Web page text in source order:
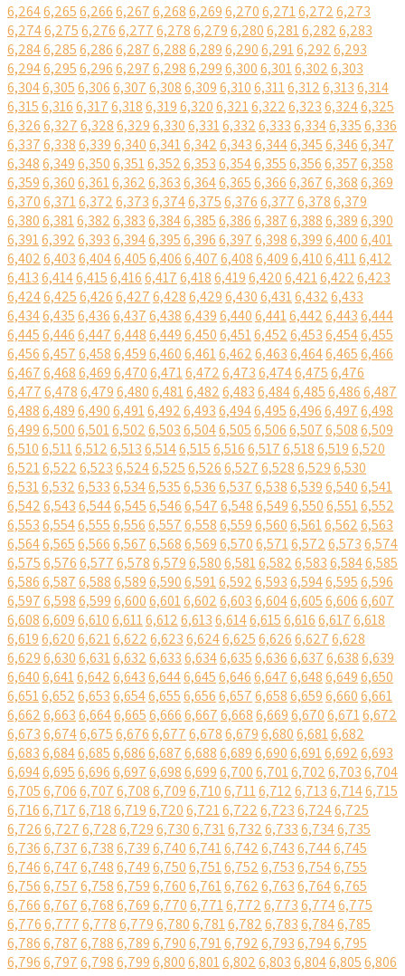
6,2646,2656,2666,2676,2686,2696,2706,2716,2726,273
6,2746,2756,2766,2776,2786,2796,2806,2816,2826,283
6,2846,2856,2866,2876,2886,2896,2906,2916,2926,293
6,2946,2956,2966,2976,2986,2996,3006,3016,3026,303
6,3046,3056,3066,3076,3086,3096,3106,3116,3126,3136,314
6,3156,3166,3176,3186,3196,3206,3216,3226,3236,3246,325
6,3266,3276,3286,3296,3306,3316,3326,3336,3346,3356,336
6,3376,3386,3396,3406,3416,3426,3436,3446,3456,3466,347
6,3486,3496,3506,3516,3526,3536,3546,3556,3566,3576,358
6,3596,3606,3616,3626,3636,3646,3656,3666,3676,3686,369
6,3706,3716,3726,3736,3746,3756,3766,3776,3786,379
6,3806,3816,3826,3836,3846,3856,3866,3876,3886,3896,390
6,3916,3926,3936,3946,3956,3966,3976,3986,3996,4006,401
6,4026,4036,4046,4056,4066,4076,4086,4096,4106,4116,412
6,4136,4146,4156,4166,4176,4186,4196,4206,4216,4226,423
6,4246,4256,4266,4276,4286,4296,4306,4316,4326,433
6,4346,4356,4366,4376,4386,4396,4406,4416,4426,4436,444
6,4456,4466,4476,4486,4496,4506,4516,4526,4536,4546,455
6,4566,4576,4586,4596,4606,4616,4626,4636,4646,4656,466
6,4676,4686,4696,4706,4716,4726,4736,4746,4756,476
6,4776,4786,4796,4806,4816,4826,4836,4846,4856,4866,487
6,4886,4896,4906,4916,4926,4936,4946,4956,4966,4976,498
6,4996,5006,5016,5026,5036,5046,5056,5066,5076,5086,509
6,5106,5116,5126,5136,5146,5156,5166,5176,5186,5196,520
6,5216,5226,5236,5246,5256,5266,5276,5286,5296,530
6,5316,5326,5336,5346,5356,5366,5376,5386,5396,5406,541
6,5426,5436,5446,5456,5466,5476,5486,5496,5506,5516,552
6,5536,5546,5556,5566,5576,5586,5596,5606,5616,5626,563
6,5646,5656,5666,5676,5686,5696,5706,5716,5726,5736,574
6,5756,5766,5776,5786,5796,5806,5816,5826,5836,5846,585
6,5866,5876,5886,5896,5906,5916,5926,5936,5946,5956,596
6,5976,5986,5996,6006,6016,6026,6036,6046,6056,6066,607
6,6086,6096,6106,6116,6126,6136,6146,6156,6166,6176,618
6,6196,6206,6216,6226,6236,6246,6256,6266,6276,628
6,6296,6306,6316,6326,6336,6346,6356,6366,6376,6386,639
6,6406,6416,6426,6436,6446,6456,6466,6476,6486,6496,650
6,6516,6526,6536,6546,6556,6566,6576,6586,6596,6606,661
6,6626,6636,6646,6656,6666,6676,6686,6696,6706,6716,672
6,6736,6746,6756,6766,6776,6786,6796,6806,6816,682
6,6836,6846,6856,6866,6876,6886,6896,6906,6916,6926,693
6,6946,6956,6966,6976,6986,6996,7006,7016,7026,7036,704
6,7056,7066,7076,7086,7096,7106,7116,7126,7136,7146,715
6,7166,7176,7186,7196,7206,7216,7226,7236,7246,725
6,7266,7276,7286,7296,7306,7316,7326,7336,7346,735
6,7366,7376,7386,7396,7406,7416,7426,7436,7446,745
6,7466,7476,7486,7496,7506,7516,7526,7536,7546,755
6,7566,7576,7586,7596,7606,7616,7626,7636,7646,765
6,7666,7676,7686,7696,7706,7716,7726,7736,7746,775
6,7766,7776,7786,7796,7806,7816,7826,7836,7846,785
6,7866,7876,7886,7896,7906,7916,7926,7936,7946,795
6,7966,7976,7986,7996,8006,8016,8026,8036,8046,8056,806